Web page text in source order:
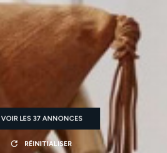
VOIR LES 37ANNONCES
RÉINITIALISER